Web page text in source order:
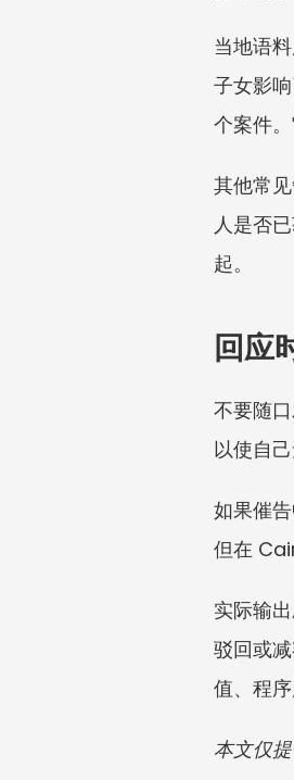
当地语
子女影
个案件
其他常
人是否
起。
回应
不要随
以使自
如果催
但在
实际输
驳回或
值、程
本文仅